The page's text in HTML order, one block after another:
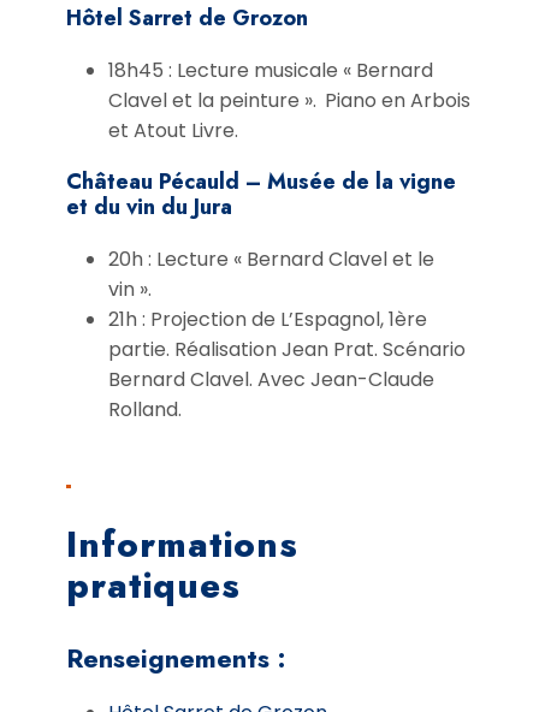
Hôtel Sarret de Grozon
18h45 : Lecture musicale « Bernard
Clavel et la peinture ». Piano en Arbois
et Atout Livre.
Château Pécauld – Musée de la vigne
et du vin du Jura
20h : Lecture « Bernard Clavel et le
vin ».
21h : Projection de L’Espagnol, 1ère
partie. Réalisation Jean Prat. Scénario
Bernard Clavel. Avec Jean-Claude
Rolland.
Informations
pratiques
Renseignements :